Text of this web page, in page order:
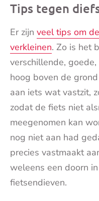
Tips tegen
Er zijn veel tips om
verkleinen. Zo is het
verschillende,
hoog boven de
aan iets wat vastzit,
zodat de fiets niet
meegenomen kan
nog niet aan had
precies vastmaakt
weleens een doorn
fietsendieven.